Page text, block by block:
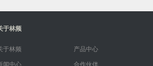
于林频
于林频 产品中心
闻中心 合作伙伴